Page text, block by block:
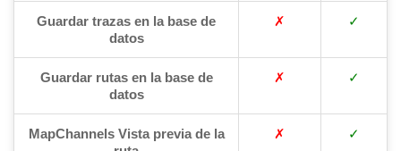
Guardar trazas en la base de
datos
✗ ✓
Guardar rutas en la base de
datos
✗ ✓
MapChannels Vista previa de la
✗ ✓